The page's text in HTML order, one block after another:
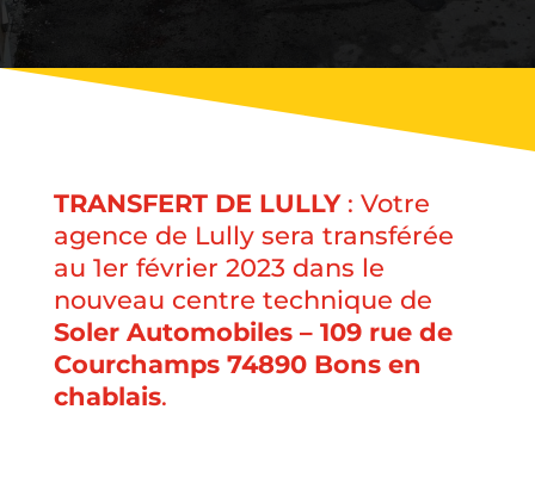
TRANSFERT DE LULLY: Votre
agence de Lully sera transférée
au 1er février 2023 dans le
nouveau centre technique de
Soler Automobiles – 109 rue de
Courchamps 74890 Bons en
chablais.